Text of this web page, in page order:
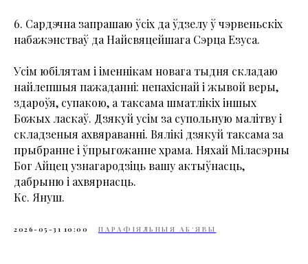
6. Сардэчна запрашаю ўсіх да ўдзелу ў чэрвеньскіх
набажэнстваў да Найсвяцейшага Сэрца Езуса.
Усім юбілятам і іменнікам новага тыдня складаю
найлепшыя пажаданні: непахіснай і жывой веры,
здароўя, супакою, а таксама шматлікіх іншых
Божых ласкаў. Дзякуй усім за супольную малітву і
складзеныя ахвяраванні. Вялікі дзякуй таксама за
прыбранне і ўпрыгожанне храма. Няхай Міласэрны
Бог Айцец узнагародзіць вашу актыўнасць,
дабрыню і ахвярнасць.
Кс. Януш.
2026-05-31 10:00 ПАРАФІЯЛЬНЫЯ АБ‘ЯВЫ